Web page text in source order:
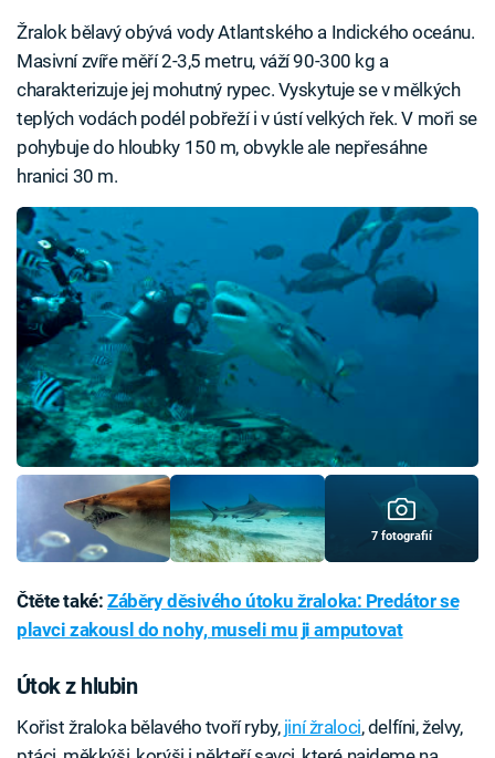
Žralok bělavý obývá vody Atlantského a Indického oceánu.
Masivní zvíře měří 2-3,5 metru, váží 90-300 kg a
charakterizuje jej mohutný rypec. Vyskytuje se v mělkých
teplých vodách podél pobřeží i v ústí velkých řek. V moři se
pohybuje do hloubky 150 m, obvykle ale nepřesáhne
hranici 30 m.
7 fotografií
Čtěte také: Záběry děsivého útoku žraloka: Predátor se
plavci zakousl do nohy, museli mu ji amputovat
Útok z hlubin
Kořist žraloka bělavého tvoří ryby, jiní žraloci, delfíni, želvy,